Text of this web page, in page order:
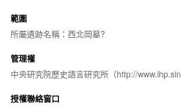
範圍
所屬遺跡名稱：西北岡墓?
管理權
中央研究院歷史語言研究所（http://
授權聯絡窗口